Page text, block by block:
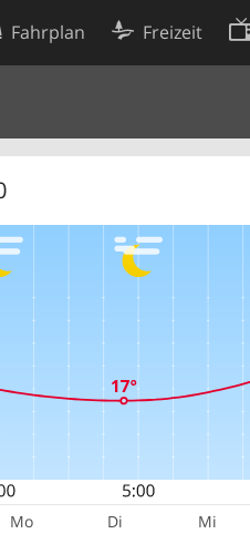
Fahrplan Freizeit
Mo Di Mi
Cookie-Einstellungen